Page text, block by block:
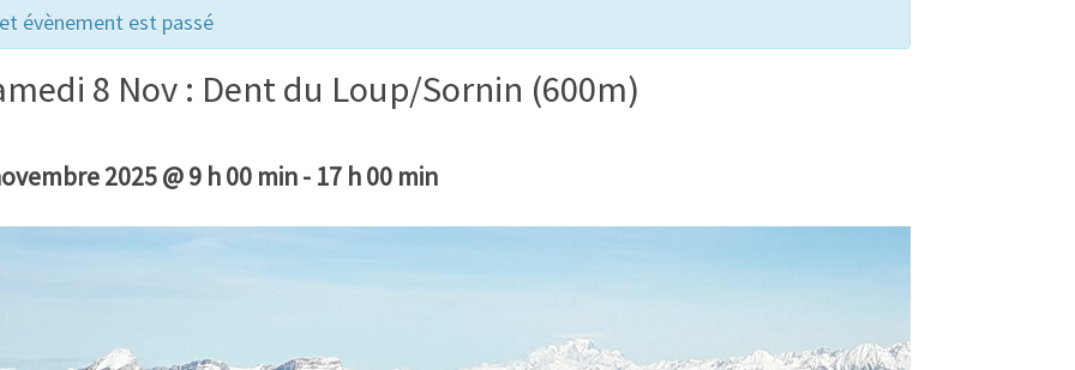
évènement est passé
8 Nov : Dent du Loup/Sornin (600m)
2025 @ 9 h 00 min- 17 h 00 min